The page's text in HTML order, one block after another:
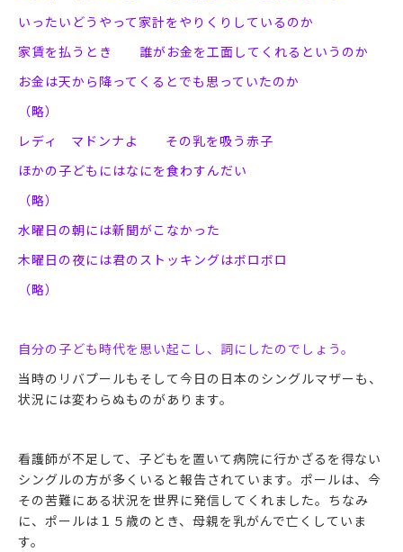
いったいどうやって家計をやりくりしているのか
家賃を払うとき 誰がお金を工面してくれるというのか
お金は天から降ってくるとでも思っていたのか
（略）
レディ マドンナよ その乳を吸う赤子
ほかの子どもにはなにを食わすんだい
（略）
水曜日の朝には新聞がこなかった
木曜日の夜には君のストッキングはボロボロ
（略）
自分の子ども時代を思い起こし、詞にしたのでしょう。
当時のリバプールもそして今日の日本のシングルマザーも、
状況には変わらぬものがあります。
看護師が不足して、子どもを置いて病院に行かざるを得ない
シングルの方が多くいると報告されています。ポールは、今
その苦難にある状況を世界に発信してくれました。ちなみ
に、ポールは１５歳のとき、母親を乳がんで亡くしていま
す。